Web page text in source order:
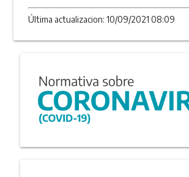
Última actualizacion: 10/09/2021 08:09